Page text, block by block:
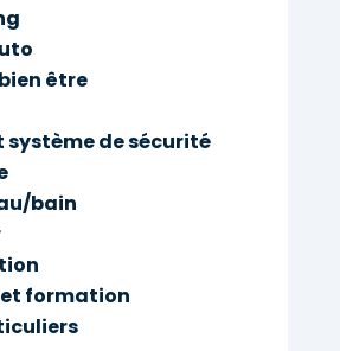
être
système de sécurité
bain
formation